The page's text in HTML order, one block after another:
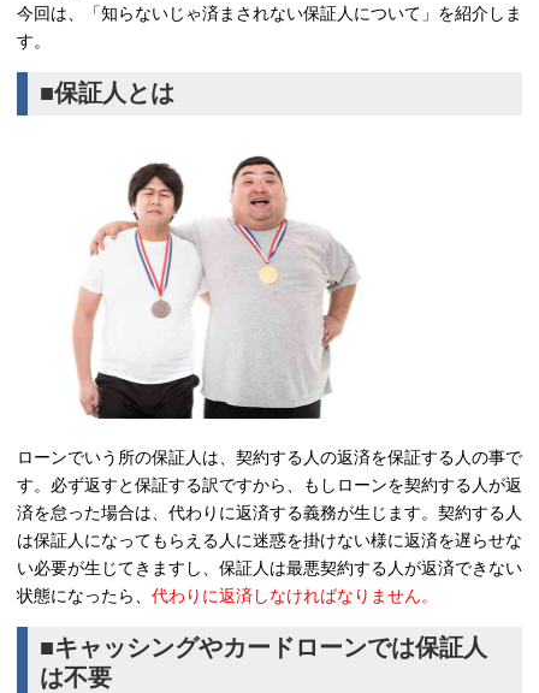
今回は、「知らないじゃ済まされない保証人について」を紹介しま
す。
■保証人とは
ローンでいう所の保証人は、契約する人の返済を保証する人の事で
す。必ず返すと保証する訳ですから、もしローンを契約する人が返
済を怠った場合は、代わりに返済する義務が生じます。契約する人
は保証人になってもらえる人に迷惑を掛けない様に返済を遅らせな
い必要が生じてきますし、保証人は最悪契約する人が返済できない
状態になったら、 代わりに返済しなければなりません。
■キャッシングやカードローンでは保証人
は不要